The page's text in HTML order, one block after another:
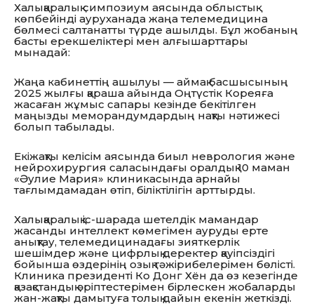
Халықаралық симпозиум аясында облыстық
көпбейінді ауруханада жаңа телемедицина
бөлмесі салтанатты түрде ашылды. Бұл жобаның
басты ерекшеліктері мен алғышарттары
мынадай:
Жаңа кабинеттің ашылуы — аймақ басшысының
2025 жылғы қараша айында Оңтүстік Кореяға
жасаған жұмыс сапары кезінде бекітілген
маңызды меморандумдардың нақты нәтижесі
болып табылады.
Екіжақты келісім аясында биыл неврология және
нейрохирургия саласындағы оралдық 10 маман
«Әулие Мария» клиникасында арнайы
тағлымдамадан өтіп, біліктілігін арттырды.
Халықаралық іс-шарада шетелдік мамандар
жасанды интеллект көмегімен ауруды ерте
анықтау, телемедицинадағы зияткерлік
шешімдер және цифрлық деректер қауіпсіздігі
бойынша өздерінің озық тәжірибелерімен бөлісті.
Клиника президенті Ко Донг Хён да өз кезегінде
қазақстандық әріптестерімен бірлескен жобаларды
жан-жақты дамытуға толық дайын екенін жеткізді.